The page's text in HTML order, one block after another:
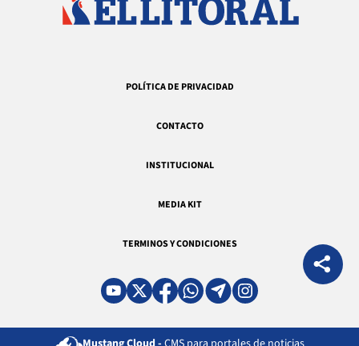
POLÍTICA DE PRIVACIDAD
CONTACTO
INSTITUCIONAL
MEDIA KIT
TERMINOS Y CONDICIONES